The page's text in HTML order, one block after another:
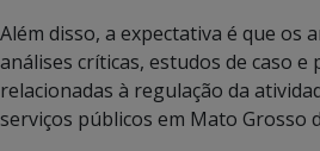
Além disso, a expectativa é que os
análises críticas, estudos de caso
relacionadas à regulação da
serviços públicos em Mato Grosso